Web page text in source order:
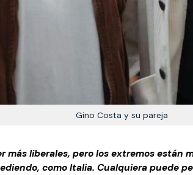
Gino Costa y su pareja
más liberales, pero los extremos están
como Italia. Cualquiera puede